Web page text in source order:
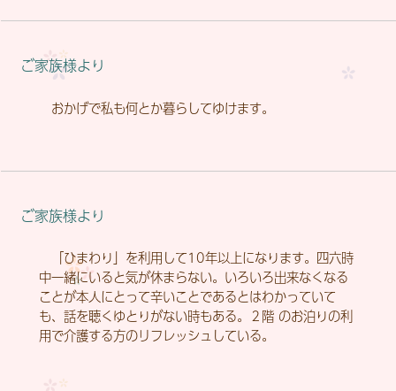
ご家族様より
おかげで私も何とか暮らしてゆけます。
ご家族様より
「ひまわり」を利用して10年以上になります。四六時
中一緒にいると気が休まらない。いろいろ出来なくなる
ことが本人にとって辛いことであるとはわかっていて
も、話を聴くゆとりがない時もある。２階 のお泊りの利
用で介護する方のリフレッシュしている。